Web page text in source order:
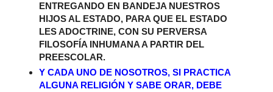
ENTREGANDO EN BANDEJA NUESTROS
HIJOS AL ESTADO, PARA QUE EL ESTADO
LES ADOCTRINE, CON SU PERVERSA
FILOSOFÍA INHUMANA A PARTIR DEL
PREESCOLAR.
Y CADA UNO DE NOSOTROS, SI PRACTICA
ALGUNA RELIGIÓN Y SABE ORAR, DEBE